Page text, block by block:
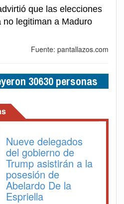
que las elecciones
no legitiman a Maduro
Fuente: pantallazos.com
30630 personas
Nueve delegados
del gobierno de
Trump asistirán a la
posesión de
Abelardo De la
Espriella